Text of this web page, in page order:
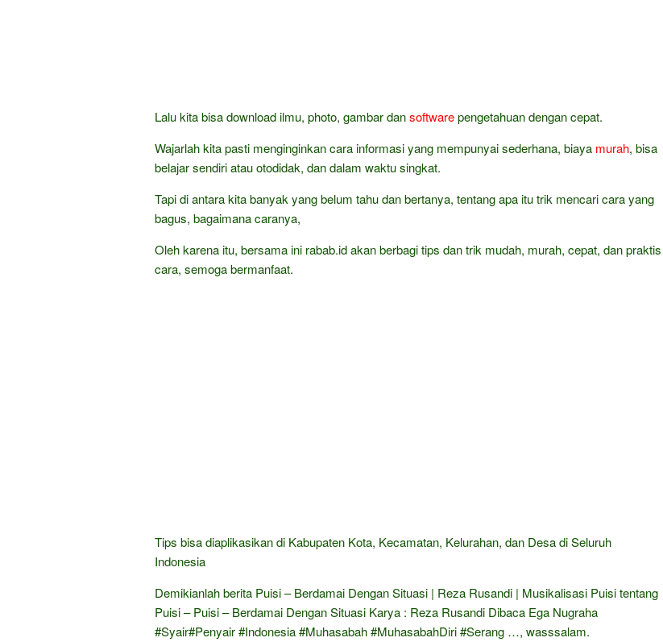
Lalu kita bisa download ilmu, photo, gambar dansoftwarepengetahuan dengan cepat.
Wajarlah kita pasti menginginkan cara informasi yang mempunyai sederhana, biaya murah, bisa
belajar sendiri atau otodidak, dan dalam waktu singkat.
Tapi di antara kita banyak yang belum tahu dan bertanya, tentang apa itu trik mencari cara yang
bagus, bagaimana caranya,
Oleh karena itu, bersama ini rabab.id akan berbagi tips dan trik mudah, murah, cepat, dan praktis
cara, semoga bermanfaat.
Tips bisa diaplikasikan di Kabupaten Kota, Kecamatan, Kelurahan, dan Desa di Seluruh
Indonesia
Demikianlah berita Puisi – Berdamai Dengan Situasi | Reza Rusandi | Musikalisasi Puisi tentang
Puisi – Puisi – Berdamai Dengan Situasi Karya : Reza Rusandi Dibaca Ega Nugraha
#Syair#Penyair #Indonesia #Muhasabah #MuhasabahDiri #Serang …, wasssalam.